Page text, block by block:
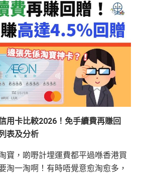
用卡比較2026！免手續費再賺回
表及分析
寶，啲嘢計埋運費都平過喺香港買
淘一淘啊！有時唔覺意愈淘愈多，